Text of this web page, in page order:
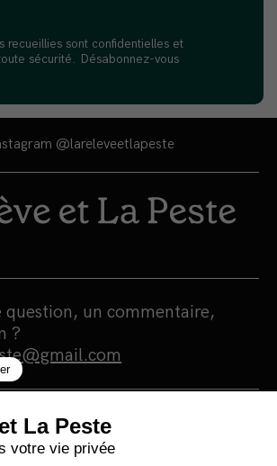
recueillies sont confidentielles et
sécurité. Désabonnez-vous
@lareleveetlapeste
question, un commentaire,
?
maison d'édition et un
qui